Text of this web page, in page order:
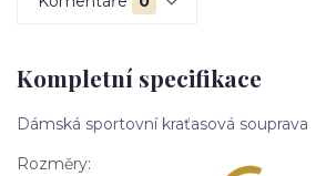
Kompletní specifikace
Dámská sportovní kraťasová souprava
Rozměry: